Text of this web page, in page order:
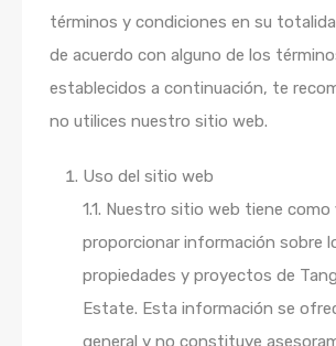
términos y condiciones en su
de acuerdo con alguno de los
establecidos a continuación, te
no utilices nuestro sitio web.
Uso del sitio web
1.1. Nuestro sitio web tiene como
proporcionar información sobre
propiedades y proyectos de
Estate. Esta información se
general y no constituye